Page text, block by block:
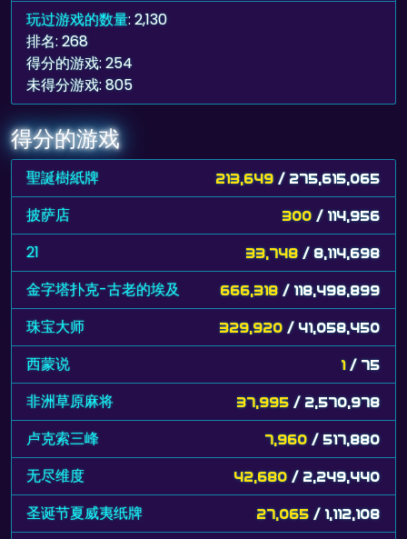
玩过游戏的数量: 2,130
排名: 268
得分的游戏: 254
未得分游戏: 805
得分的游戏
聖誕樹紙牌 213,649 / 275,615,065
披萨店 300 / 114,956
21 33,748 / 8,114,698
金字塔扑克-古老的埃及 666,318 / 118,498,899
珠宝大师 329,920 / 41,058,450
西蒙说 1 / 75
非洲草原麻将 37,995 / 2,570,978
卢克索三峰 7,960 / 517,880
无尽维度 42,680 / 2,249,440
圣诞节夏威夷纸牌 27,065 / 1,112,108